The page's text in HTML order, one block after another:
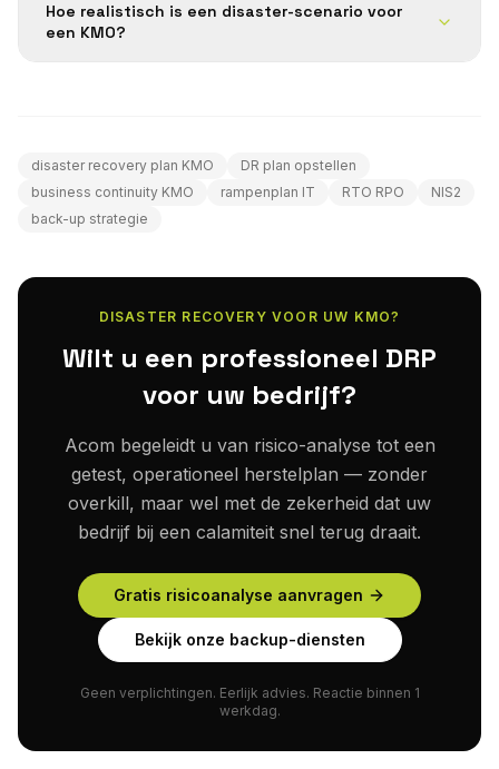
Hoe realistisch is een disaster-scenario voor
een KMO?
disaster recovery plan KMO
DR plan opstellen
business continuity KMO
rampenplan IT RTO RPO
NIS2
back-up strategie
DISASTER RECOVERY VOOR UW KMO?
Wilt u een professioneel DRP
voor uw bedrijf?
Acom begeleidt u van risico-analyse tot een
getest, operationeel herstelplan — zonder
overkill, maar wel met de zekerheid dat uw
bedrijf bij een calamiteit snel terug draait.
Gratis risicoanalyse aanvragen
Bekijk onze backup-diensten
Geen verplichtingen. Eerlijk advies. Reactie binnen 1
werkdag.